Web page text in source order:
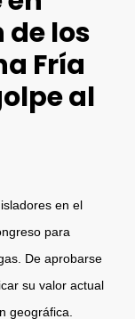
de los
Fría
al
en el
para
De aprobarse
su valor actual
geográfica.